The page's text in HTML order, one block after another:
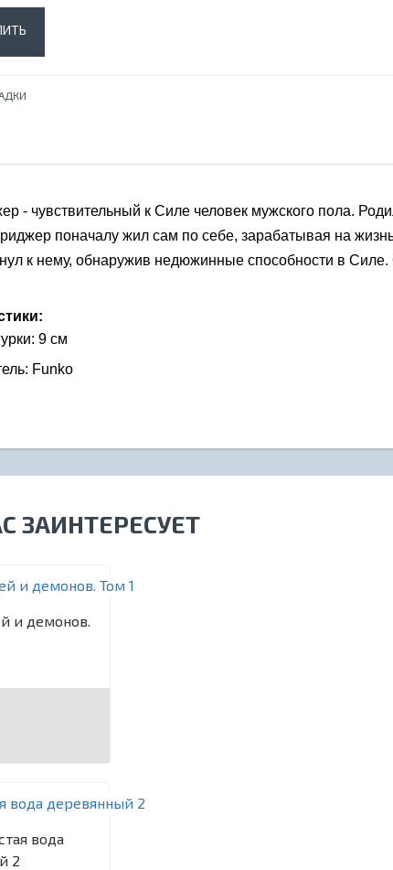
- чувствительный к Силе человек мужского пола.
поначалу жил сам по себе, зарабатывая на
к нему, обнаружив недюжинные способности в
9 см
Funko
ЗАИНТЕРЕСУЕТ
и демонов.
вода
2